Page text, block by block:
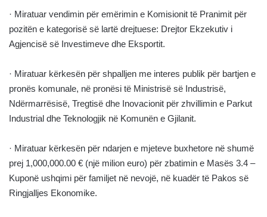
· Miratuar vendimin për emërimin e Komisionit të Pranimit për
pozitën e kategorisë së lartë drejtuese: Drejtor Ekzekutiv i
Agjencisë së Investimeve dhe Eksportit.
· Miratuar kërkesën për shpalljen me interes publik për bartjen e
pronës komunale, në pronësi të Ministrisë së Industrisë,
Ndërmarrësisë, Tregtisë dhe Inovacionit për zhvillimin e Parkut
Industrial dhe Teknologjik në Komunën e Gjilanit.
· Miratuar kërkesën për ndarjen e mjeteve buxhetore në shumë
prej 1,000,000.00 € (një milion euro) për zbatimin e Masës 3.4 –
Kuponë ushqimi për familjet në nevojë, në kuadër të Pakos së
Ringjalljes Ekonomike.